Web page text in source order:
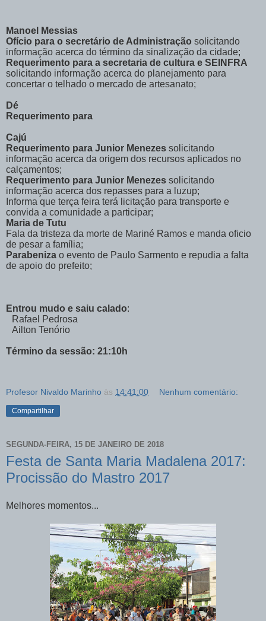
Manoel Messias
Ofício para o secretário de Administração solicitando
informação acerca do término da sinalização da cidade;
Requerimento para a secretaria de cultura e SEINFRA
solicitando informação acerca do planejamento para
concertar o telhado o mercado de artesanato;
Dé
Requerimento para
Cajú
Requerimento para Junior Menezes solicitando
informação acerca da origem dos recursos aplicados no
calçamentos;
Requerimento para Junior Menezes solicitando
informação acerca dos repasses para a luzup;
Informa que terça feira terá licitação para transporte e
convida a comunidade a participar;
Maria de Tutu
Fala da tristeza da morte de Mariné Ramos e manda oficio
de pesar a família;
Parabeniza o evento de Paulo Sarmento e repudia a falta
de apoio do prefeito;
Entrou mudo e saiu calado:
Rafael Pedrosa
Ailton Tenório
Término da sessão: 21:10h
Profesor Nivaldo Marinho às 14:41:00 Nenhum comentário:
Compartilhar
SEGUNDA-FEIRA, 15 DE JANEIRO DE 2018
Festa de Santa Maria Madalena 2017:
Procissão do Mastro 2017
Melhores momentos...